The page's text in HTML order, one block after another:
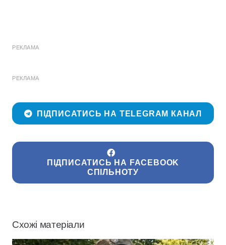
РЕКЛАМА
РЕКЛАМА
ПІДПИСАТИСЬ НА TELEGRAM КАНАЛ
ПІДПИСАТИСЬ НА FACEBOOK
СПІЛЬНОТУ
Схожі матеріали